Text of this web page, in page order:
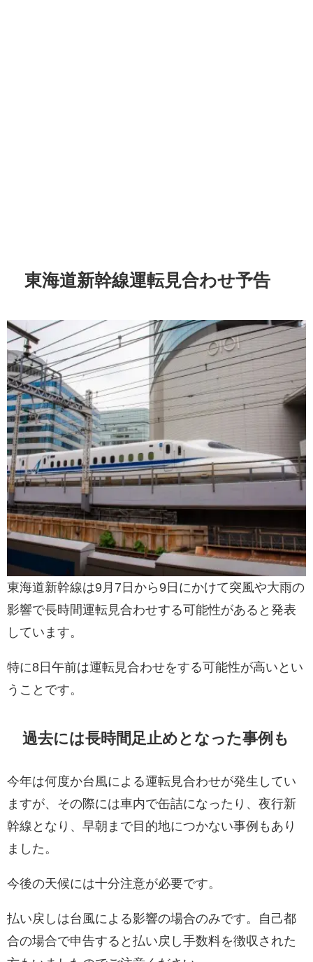
東海道新幹線運転見合わせ予告
東海道新幹線は9月7日から9日にかけて突風や大雨の
影響で長時間運転見合わせする可能性があると発表
しています。
特に8日午前は運転見合わせをする可能性が高いとい
うことです。
過去には長時間足止めとなった事例も
今年は何度か台風による運転見合わせが発生してい
ますが、その際には車内で缶詰になったり、夜行新
幹線となり、早朝まで目的地につかない事例もあり
ました。
今後の天候には十分注意が必要です。
払い戻しは台風による影響の場合のみです。自己都
合の場合で申告すると払い戻し手数料を徴収された